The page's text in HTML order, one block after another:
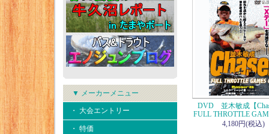
▼ メーカーメニュー
・ 大会エントリー
・ 特価
DVD 並木敏成【
FULL THROTTLE
4,180円(税込)